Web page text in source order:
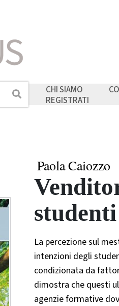
Cerca CHI SIAMO
REGISTRATI
Paola Caiozzo
studenti
La percezione sul
intenzioni degli
condizionata da
dimostra che questi
agenzie formative